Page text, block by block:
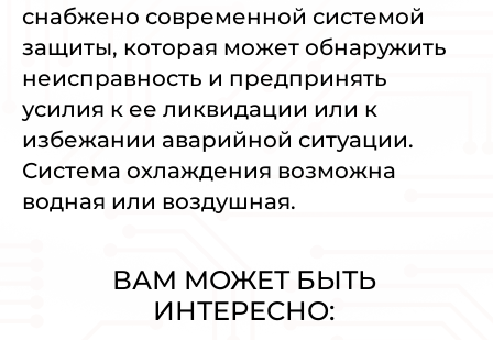
снабжено современной системой
защиты, которая может обнаружить
неисправность и предпринять
усилия к ее ликвидации или к
избежании аварийной ситуации.
Система охлаждения возможна
водная или воздушная.
ВАМ МОЖЕТ БЫТЬ
ИНТЕРЕСНО: